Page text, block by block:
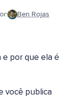
Ben Rojas
e por que ela é
você publica